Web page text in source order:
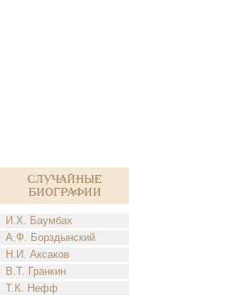
Случайные
биографии
И.Х. Баумбах
А.Ф. Борздынский
Н.И. Аксаков
В.Т. Гранкин
Т.К. Нефф